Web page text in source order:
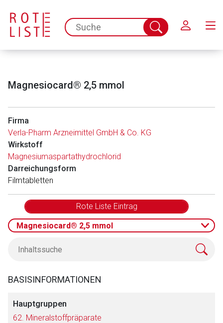
spc.search.input.placeholder
Suche
abschicken
Magnesiocard® 2,5 mmol
Firma
Verla-Pharm Arzneimittel GmbH & Co. KG
Wirkstoff
Magnesiumaspartathydrochlorid
Darreichungsform
Filmtabletten
Rote Liste Eintrag
Magnesiocard® 2,5 mmol
BASISINFORMATIONEN
Hauptgruppen
62. Mineralstoffpräparate